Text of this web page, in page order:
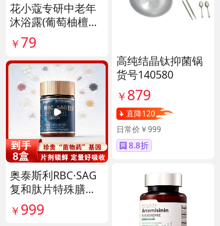
花小蔻专研中老年
沐浴露(葡萄柚檀香
香氛) 货号141896
￥ 79
奥泰斯利RBC·SAG
复和肽片特殊膳食
滋补组 货号14190
￥ 999
高纯结晶钛抑菌锅
货号140580
￥ 879
直降120
日常价￥999
8.8折